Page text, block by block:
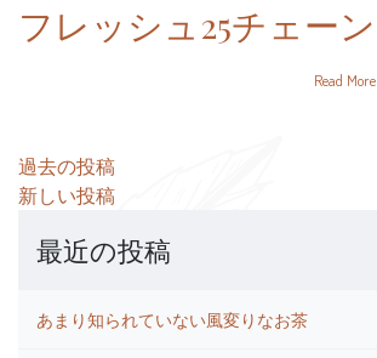
フレッシュ25チェーン
Read More
投
稿
ビ
シ
過去の投稿
新しい投稿
最近の投稿
あまり知られていない風変りなお茶